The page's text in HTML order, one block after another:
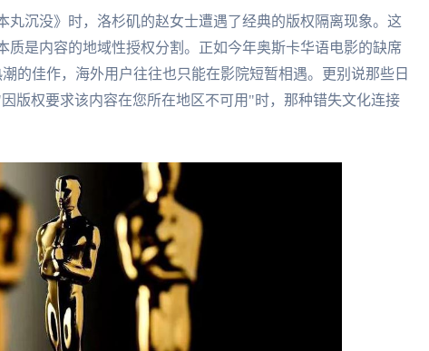
丸沉没》时，洛杉矶的赵女士遭遇了经典的版权隔离现象。这
质是内容的地域性授权分割。正如今年奥斯卡华语电影的缺席
的佳作，海外用户往往也只能在影院短暂相遇。更别说那些日
版权要求该内容在您所在地区不可用"时，那种错失文化连接